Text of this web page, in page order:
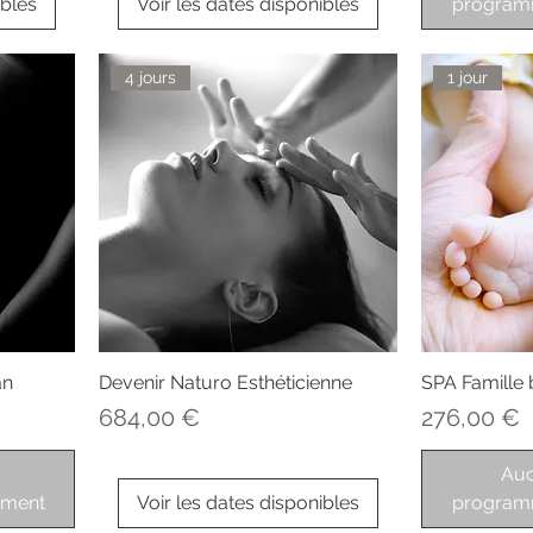
4 jours
Devenir Naturo Esthéticienne
Prix
684,00 €
Voir les dates disponibles
1 jour
SPA Famille
Prix
276,00 €